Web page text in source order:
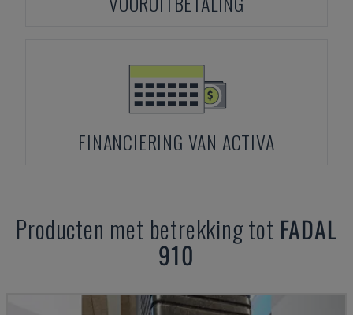
FINANCIERING VAN ACTIVA
Producten met betrekking tot FADAL
910